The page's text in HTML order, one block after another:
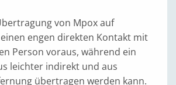
von Mpox auf
engen direkten Kontakt mit
Person voraus, während ein
leichter indirekt und aus
übertragen werden kann.